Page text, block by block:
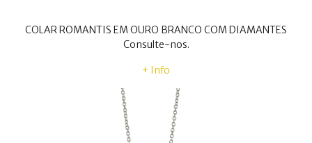
COLAR ROMANTIS EM OURO BRANCO COM DIAMANTES
Consulte-nos.
+ Info